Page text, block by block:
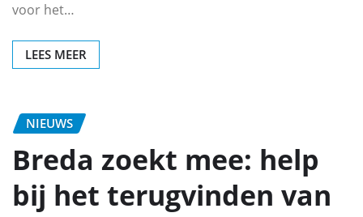
voor het…
LEES MEER
NIEUWS
Breda zoekt mee: help
bij het terugvinden van